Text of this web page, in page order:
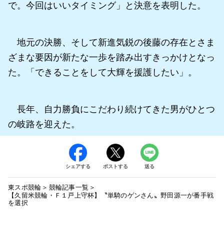
で。今回はいいタイミング」と決意を表明した。
地元の決勝、そして新進気鋭の後藤の存在とさま
ざまな要因が新たな一歩を踏み出すきっかけとなっ
た。「できることをして大輝を援護したい」。
長年、自力勝負にこだわり続けてきた男がひとつ
の岐路を迎えた。
シェアする ポストする 送る
東スポ競輪
競輪記事一覧
【久留米競輪・Ｆ１戸上守杯】〝単騎のゲンさん〟野田源一が番手戦
を選択